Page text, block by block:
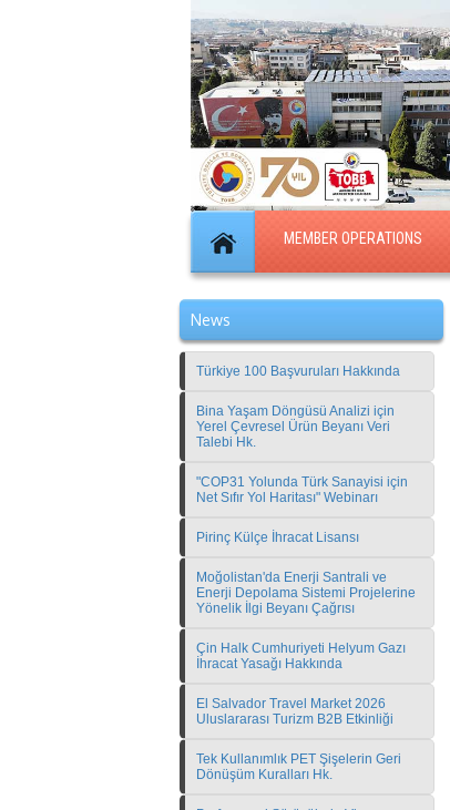
MEMBER OPERATIONS
News
Türkiye 100 Başvuruları Hakkında
Bina Yaşam Döngüsü Analizi için
Yerel Çevresel Ürün Beyanı Veri
Talebi Hk.
"COP31 Yolunda Türk Sanayisi için
Net Sıfır Yol Haritası" Webinarı
Pirinç Külçe İhracat Lisansı
Moğolistan'da Enerji Santrali ve
Enerji Depolama Sistemi Projelerine
Yönelik İlgi Beyanı Çağrısı
Çin Halk Cumhuriyeti Helyum Gazı
İhracat Yasağı Hakkında
El Salvador Travel Market 2026
Uluslararası Turizm B2B Etkinliği
Tek Kullanımlık PET Şişelerin Geri
Dönüşüm Kuralları Hk.